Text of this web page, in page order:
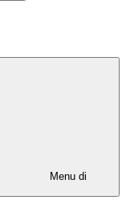
Menu di